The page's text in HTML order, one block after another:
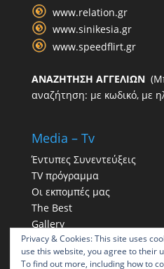
www.relation.gr
www.sinikesia.gr
www.speedflirt.gr
ΑΝΑΖΗΤΗΣΗ ΑΓΓΕΛΙΩΝ
αναζήτηση: με κωδικό, με
Media – Tv
Έντυπες Συνεντεύξεις
TV πρόγραμμα
Οι εκπομπές μας
The Best
Gallery
Η παρουσία μας στα social
Privacy & Cookies: This site uses
use this website, you agree to their
To find out more, including how to